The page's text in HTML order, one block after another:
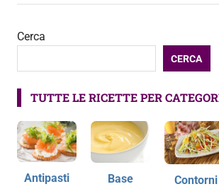
Cerca
CERCA
TUTTE LE RICETTE PER
Antipasti Base Contorni